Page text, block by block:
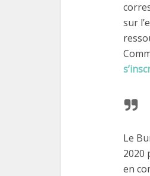
sur
Le
2020
en